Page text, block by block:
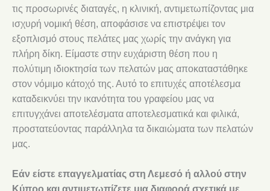
τις προσωρινές διαταγές, η κλινική, αντιμετωπίζοντας μια
ισχυρή νομική θέση, αποφάσισε να επιστρέψει τον
εξοπλισμό στους πελάτες μας χωρίς την ανάγκη για
πλήρη δίκη. Είμαστε στην ευχάριστη θέση που η
πολύτιμη ιδιοκτησία των πελατών μας αποκαταστάθηκε
στον νόμιμο κάτοχό της. Αυτό το επιτυχές αποτέλεσμα
καταδεικνύει την ικανότητα του γραφείου μας να
επιτυγχάνει αποτελέσματα αποτελεσματικά και φιλικά,
προστατεύοντας παράλληλα τα δικαιώματα των πελατών
μας.
Εάν είστε επαγγελματίας στη Λεμεσό ή αλλού στην